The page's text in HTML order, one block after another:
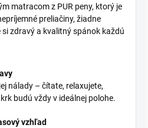
matracom z PUR peny, ktorý je
preliačiny, žiadne
zdravý a kvalitný spánok každú
nálady – čítate, relaxujete,
budú vždy v ideálnej polohe.
vzhľad